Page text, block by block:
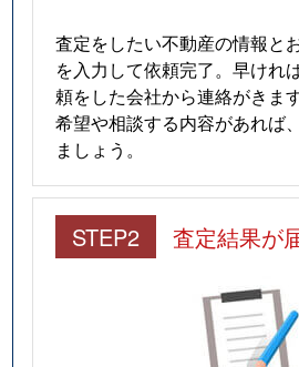
査定をしたい不動産の情報と
を入力して依頼完了。早けれ
頼をした会社から連絡がきます
希望や相談する内容があれば
ましょう。
STEP2 査定結果が